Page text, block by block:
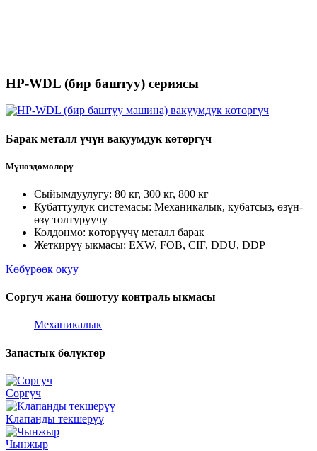
HP-WDL (бир баштуу) сериясы
Барак металл үчүн вакуумдук көтөргүч
Мүнөздөмөлөрү
Сыйымдуулугу: 80 кг, 300 кг, 800 кг
Кубаттуулук системасы: Механикалык, кубатсыз, өзүн-
өзү толтуруучу
Колдонмо: көтөрүүчү металл барак
Жеткирүү ыкмасы: EXW, FOB, CIF, DDU, DDP
Көбүрөөк окуу
Соргуч жана бошотуу контраль ыкмасы
Механикалык
Запастык бөлүктөр
Соргуч
Клапанды текшерүү
Чынжыр